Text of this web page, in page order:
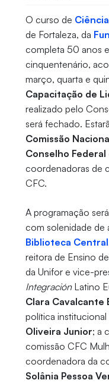
O curso de
de Fortaleza, da
completa 50 anos
cinquentenário,
março, quarta e
Capacitação de
realizado pelo
será fechado.
Comissão
Conselho
coordenadoras de
CFC.
A programação
com solenidade de
Biblioteca Central
reitora de Ensino
da Unifor e vice-
IntegraciónLatino
Clara Cavalcante
política institucional
Oliveira Junior; a
comissão CFC
coordenadora da
Solânia Pessoa